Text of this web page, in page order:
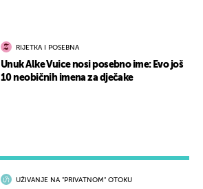
UŽIVANJE NA "PRIVATNOM" OTOKU
RIJETKA I POSEBNA
Unuk Alke Vuice nosi posebno ime: Evo još
10 neobičnih imena za dječake